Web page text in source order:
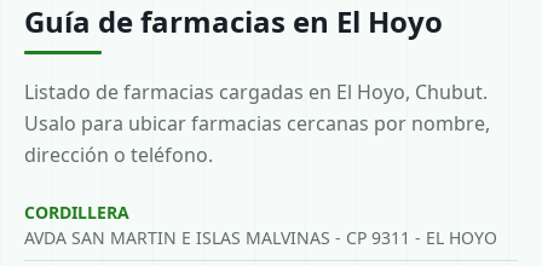
Guía de farmacias en El Hoyo
Listado de farmacias cargadas en El Hoyo, Chubut.
Usalo para ubicar farmacias cercanas por nombre,
dirección o teléfono.
CORDILLERA
AVDA SAN MARTIN E ISLAS MALVINAS - CP 9311 - EL HOYO